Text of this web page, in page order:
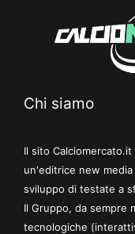
Chi siamo
Il sito
un'editrice new
sviluppo di testate a
Il Gruppo, da sempre
tecnologiche